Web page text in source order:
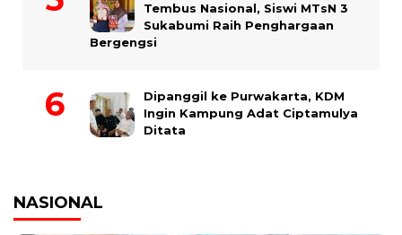
Tembus Nasional, Siswi MTsN 3
Sukabumi Raih Penghargaan
Bergengsi
Dipanggil ke Purwakarta, KDM
Ingin Kampung Adat Ciptamulya
Ditata
NASIONAL